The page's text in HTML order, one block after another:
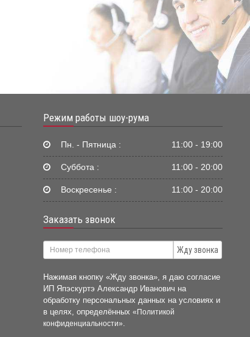
Режим работы шоу-рума
Пн. - Пятница : 11:00 - 19:00
Суббота : 11:00 - 20:00
Воскресенье : 11:00 - 20:00
Заказать звонок
Жду звонка
Нажимая кнопку «Жду звонка», я даю согласие
ИП Япэскуртэ Александр Иванович на
обработку персональных данных на условиях и
в целях, определённых«Политикой
конфиденциальности»